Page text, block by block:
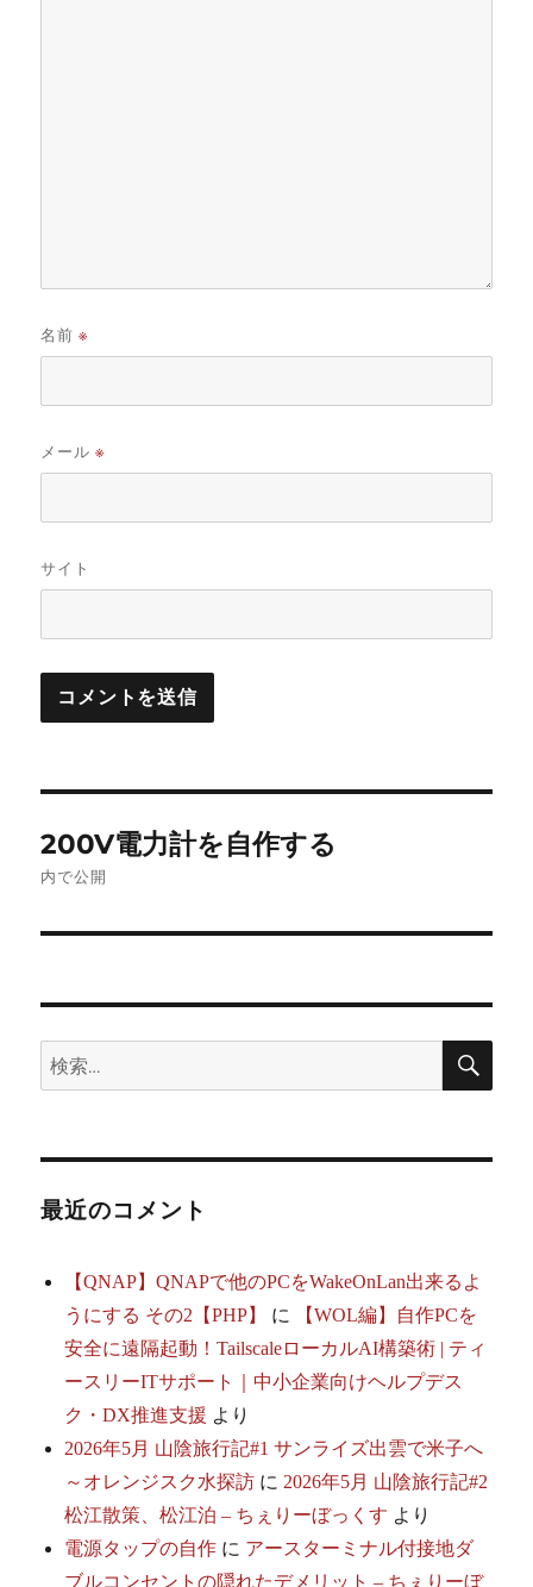
名前※
メール※
サイト
稿
ゲ
ー
ョ
ン
200V電力計を自作する
内で公開
検
索:
検
最近のコメント
【QNAP】QNAPで他のPCをWakeOnLan出来るよ
うにする その2【PHP】
に
【WOL編】自作PCを
安全に遠隔起動！TailscaleローカルAI構築術 | ティ
ースリーITサポート｜中小企業向けヘルプデス
ク・DX推進支援 より
2026年5月 山陰旅行記#1 サンライズ出雲で米子へ
～オレンジスク水探訪 に 2026年5月 山陰旅行記#2
松江散策、松江泊 – ちぇりーぼっくす より
電源タップの自作 に アースターミナル付接地ダ
ブルコンセントの隠れたデメリット – ちぇりーぼ